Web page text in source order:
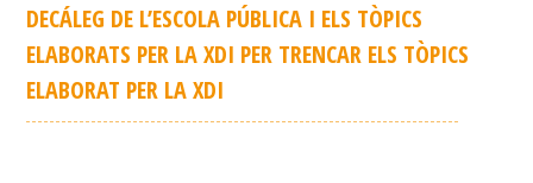
DECÁLEG DE L’ESCOLA PÚBLICA I ELS TÒPICS
ELABORATS PER LA XDI PER TRENCAR ELS TÒPICS
ELABORAT PER LA XDI